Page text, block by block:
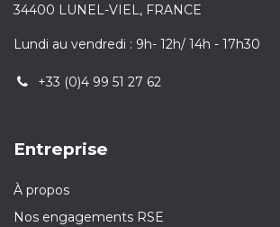
34400 LUNEL-VIEL, FRANCE
Lundi au vendredi : 9h- 12h/ 14h - 17h30
+33 (0)4 99 51 27 62
Entreprise
À propos
Nos engagements RSE